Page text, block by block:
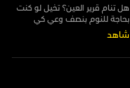
هل تنام قرير العين؟ تخيل لو كنت
بحاجة للنوم بنصف وعي كي
تستطيع مواصلة التنفس، أو أن
تنام وعيناك مفتوحتان ترقبًا لخطر
شاهد